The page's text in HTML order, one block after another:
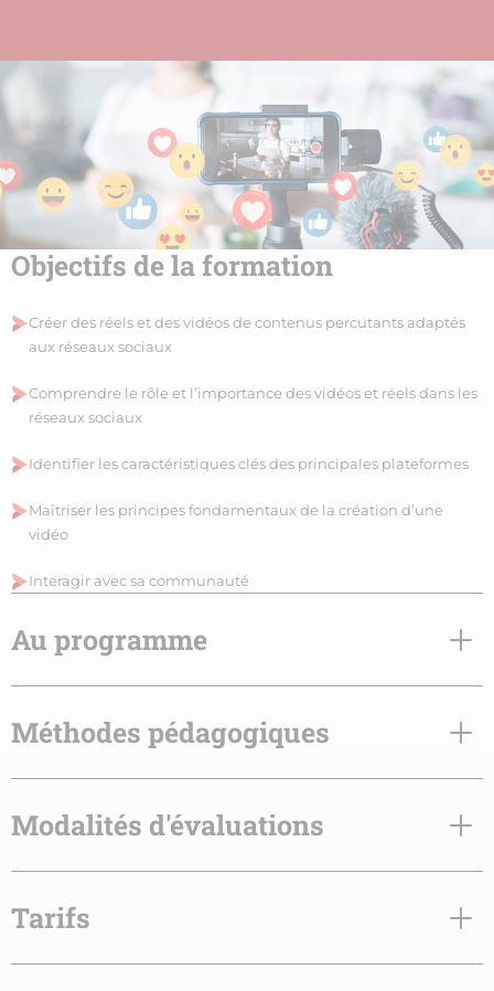
Objectifs de la formation
Créer des réels et des vidéos de contenus percutants adaptés
aux réseaux sociaux
Comprendre le rôle et l’importance des vidéos et réels dans les
réseaux sociaux
Identifier les caractéristiques clés des principales plateformes
Maîtriser les principes fondamentaux de la création d’une
vidéo
Interagir avec sa communauté
Au programme
Méthodes pédagogiques
Modalités d'évaluations
Tarifs